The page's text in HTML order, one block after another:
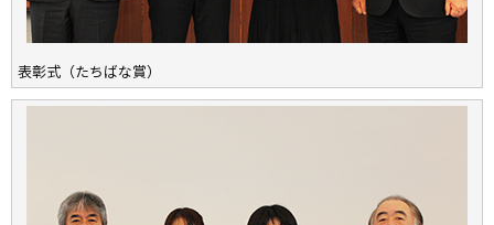
表彰式（たちばな賞）